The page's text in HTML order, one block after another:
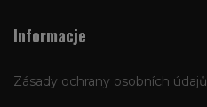
Informacje
Zásady ochrany osobních údajů